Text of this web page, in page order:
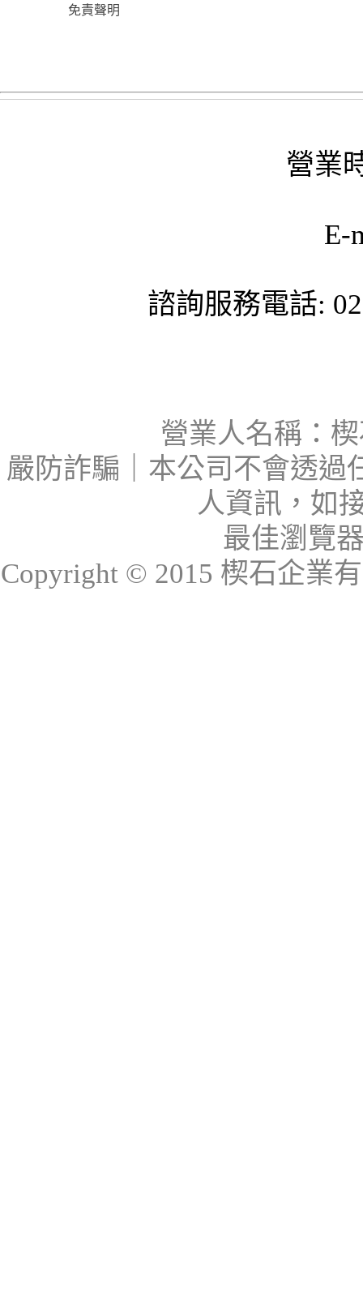
免責聲明
營業
E-
諮詢服務電話:
營業人名稱：
嚴防詐騙｜本公司不會透過
人資訊，如
最佳瀏覽
Copyright © 2015 楔石企業